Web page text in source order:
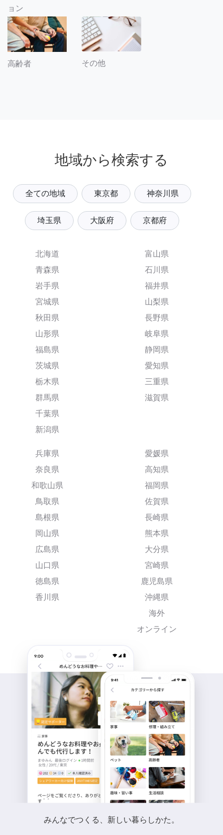
ョン
高齢者 その他
地域から検索する
全ての地域 東京都 神奈川県
埼玉県 大阪府 京都府
北海道
青森県
岩手県
宮城県
秋田県
山形県
福島県
茨城県
栃木県
群馬県
千葉県
新潟県
富山県
石川県
福井県
山梨県
長野県
岐阜県
静岡県
愛知県
三重県
滋賀県
兵庫県
奈良県
和歌山県
鳥取県
島根県
岡山県
広島県
山口県
徳島県
香川県
愛媛県
高知県
福岡県
佐賀県
長崎県
熊本県
大分県
宮崎県
鹿児島県
沖縄県
海外
オンライン
みんなでつくる、新しい暮らしかた。